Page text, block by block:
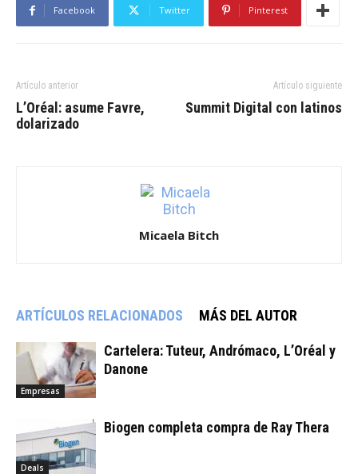
Facebook Twitter Pinterest
Artículo anterior
L’Oréal: asume Favre,
dolarizado
Artículo siguiente
Summit Digital con latinos
Micaela Bitch
ARTÍCULOS RELACIONADOS MÁS DEL AUTOR
Empresas
Cartelera: Tuteur, Andrómaco, L’Oréal y
Danone
Deals
Biogen completa compra de Ray Thera